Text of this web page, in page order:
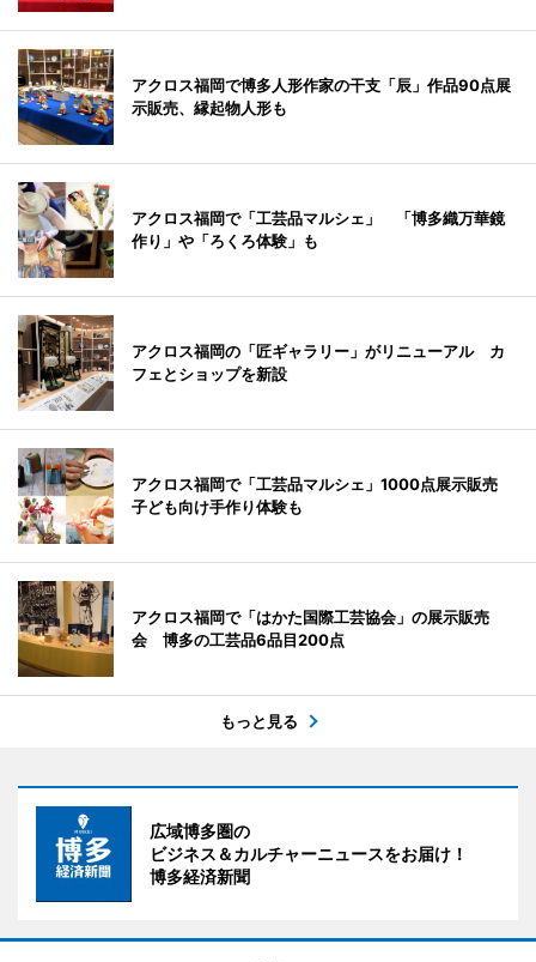
アクロス福岡で博多人形作家の干支「辰」作品90点展
示販売、縁起物人形も
アクロス福岡で「工芸品マルシェ」 「博多織万華鏡
作り」や「ろくろ体験」も
アクロス福岡の「匠ギャラリー」がリニューアル カ
フェとショップを新設
アクロス福岡で「工芸品マルシェ」1000点展示販売
子ども向け手作り体験も
アクロス福岡で「はかた国際工芸協会」の展示販売
会 博多の工芸品6品目200点
もっと見る
広域博多圏の
ビジネス＆カルチャーニュースをお届け！
博多経済新聞